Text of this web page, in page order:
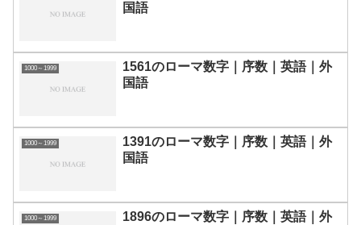
国語
1000～1999
1561のローマ数字｜序数｜英語｜外
国語
1000～1999
1391のローマ数字｜序数｜英語｜外
国語
1000～1999
1896のローマ数字｜序数｜英語｜外